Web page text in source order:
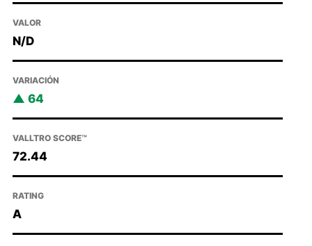
VALOR
N/D
VARIACIÓN
64
VALLTRO SCORE™
72.44
RATING
A